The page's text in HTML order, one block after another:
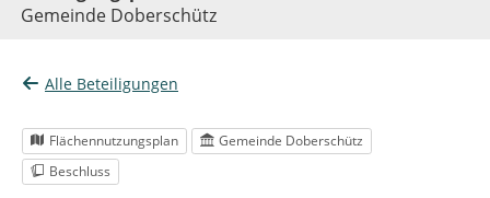
Gemeinde Doberschütz
Alle Beteiligungen
Flächennutzungsplan
Gemeinde Doberschütz
Beschluss